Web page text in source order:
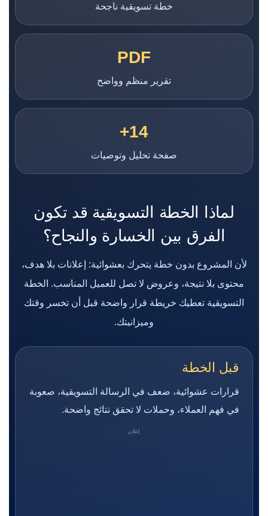
خطة تسويقية ناجحة
PDF
تقرير منظم وواضح
14+
صفحة تحليل وتوصيات
لماذا الخطة التسويقية قد تكون
الفرق بين الخسارة والنجاح؟
لأن المشروع بدون خطة يتحرك بعشوائية: إعلانات بلا هدف،
محتوى بلا نتيجة، وعروض لا تصل للعميل المناسب. الخطة
التسويقية تعطيك خريطة قرار واضحة قبل أن تخسر وقتك
وميزانيتك.
قبل الخطة
قرارات عشوائية، ضعف في الرسالة التسويقية، صعوبة
في فهم العملاء، وحملات لا تحقق نتائج واضحة.
إعلان